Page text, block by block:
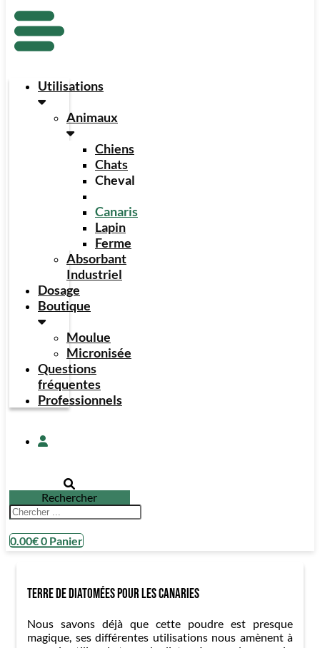
Utilisations
Animaux
Chiens
Chats
Cheval
Canaris
Lapin
Ferme
Absorbant
Industriel
Dosage
Boutique
Moulue
Micronisée
Questions
fréquentes
Professionnels
Rechercher
0.00€0 Panier
Terre de diatomées pour les Canaries
Nous savons déjà que cette poudre est presque
magique, ses différentes utilisations nous amènent à